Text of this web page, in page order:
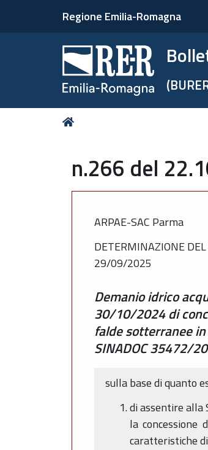
Regione Emilia-Romagna
Tu
n.266 del
ARPAE-SAC Parma
DETERMINAZIONE
29/09/2025
Demanio idrico
30/10/2024 di
falde sotterranee in
SINADOC 35472/
sulla base di quanto
di assentire alla
la concessione
caratteristiche